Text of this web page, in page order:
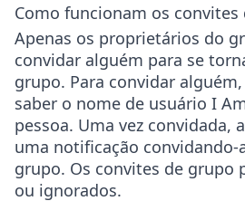
Como funcionam os convites
Apenas os proprietários do
convidar alguém para se
grupo. Para convidar
saber o nome de usuário I
pessoa. Uma vez convidada,
uma notificação convidando-
grupo. Os convites de grupo
ou ignorados.